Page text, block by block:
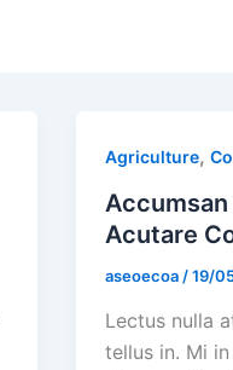
Agriculture,
Acutare
aseoecoa /19/
Lectus nulla
tellus in. Mi